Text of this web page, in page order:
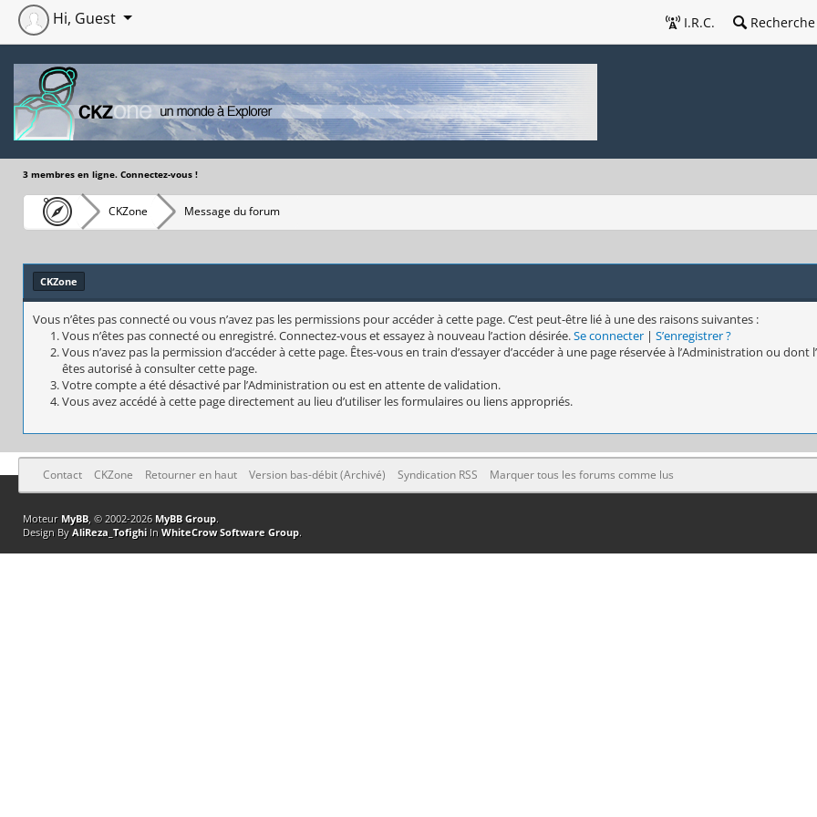
I.R.C. Recherche
Hi, Guest
3 membres en ligne. Connectez-vous !
CKZone Message du forum
CKZone
Vous n’êtes pas connecté ou vous n’avez pas les permissions pour accéder à cette page. C’est peut-être lié à une des raisons suivantes :
Vous n’êtes pas connecté ou enregistré. Connectez-vous et essayez à nouveau l’action désirée.Se connecter | S’enregistrer ?
Vous n’avez pas la permission d’accéder à cette page. Êtes-vous en train d’essayer d’accéder à une page réservée à l’Administration ou
êtes autorisé à consulter cette page.
Votre compte a été désactivé par l’Administration ou est en attente de validation.
Vous avez accédé à cette page directement au lieu d’utiliser les formulaires ou liens appropriés.
Contact CKZone Retourner en haut Version bas-débit (Archivé) Syndication RSS Marquer tous les forums comme lus
Moteur MyBB, © 2002-2026 MyBB Group.
Design By AliReza_TofighiIn WhiteCrow Software Group.